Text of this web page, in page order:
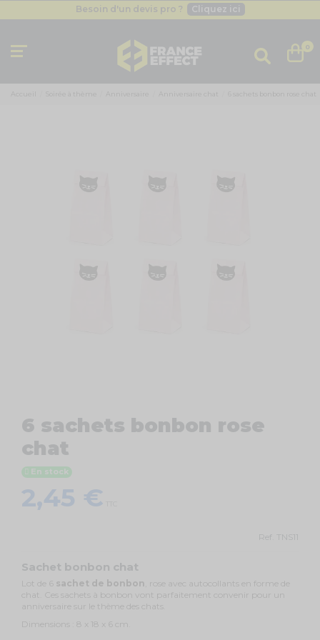
Besoin d'un devis pro ?
Cliquez ici
Besoin d'un devis pro ?
Cliquez ici
Livraison gratuite dès 49
0
Accueil Soirée à thème Anniversaire Anniversaire chat 6 sachets bonbon rose chat
6 sachets bonbon rose
chat
En stock
2,45 €
Ref. TNS11
Sachet bonbon chat
Lot de 6 sachet de bonbon , rose avec autocollants en forme de
chat. Ces sachets à bonbon vont parfaitement convenir pour un
anniversaire sur le thème des chats.
Dimensions : 8 x 18 x 6 cm.